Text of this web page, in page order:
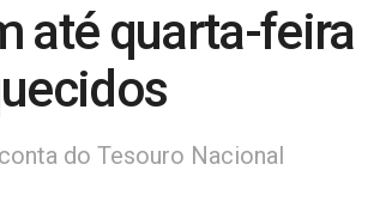
até quarta-feira
do Tesouro Nacional